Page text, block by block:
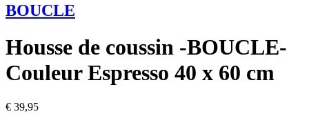
BOUCLE
Housse de coussin -BOUCLE-
Couleur Espresso 40 x 60 cm
€ 39,95